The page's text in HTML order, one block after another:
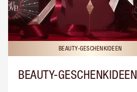
BEAUTY-GESCHENKIDEEN
BEAUTY-GESCHENKIDEEN